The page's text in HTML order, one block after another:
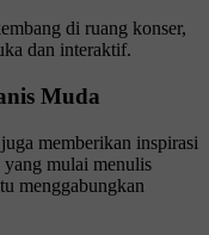
di ruang konser,
dan interaktif.
Muda
memberikan inspirasi
mulai menulis
menggabungkan